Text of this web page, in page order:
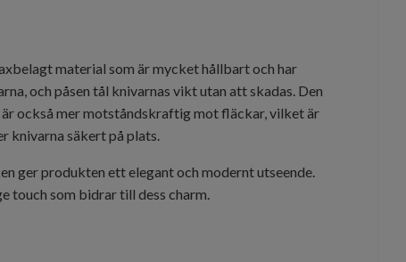
material som är mycket hållbart och har
och påsen tål knivarnas vikt utan att skadas. Den
också mer motståndskraftig mot fläckar, vilket är
knivarna säkert på plats.
ger produkten ett elegant och modernt utseende.
touch som bidrar till dess charm.